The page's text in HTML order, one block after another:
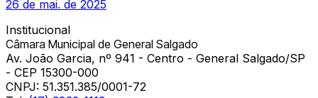
26 de mai. de 2025
Institucional
Câmara Municipal de General Salgado
Av. João Garcia, nº 941 - Centro - General Salgado/SP
- CEP 15300-000
CNPJ: 51.351.385/0001-72